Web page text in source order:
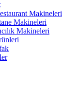
Makineleri
Makineleri
Makineleri